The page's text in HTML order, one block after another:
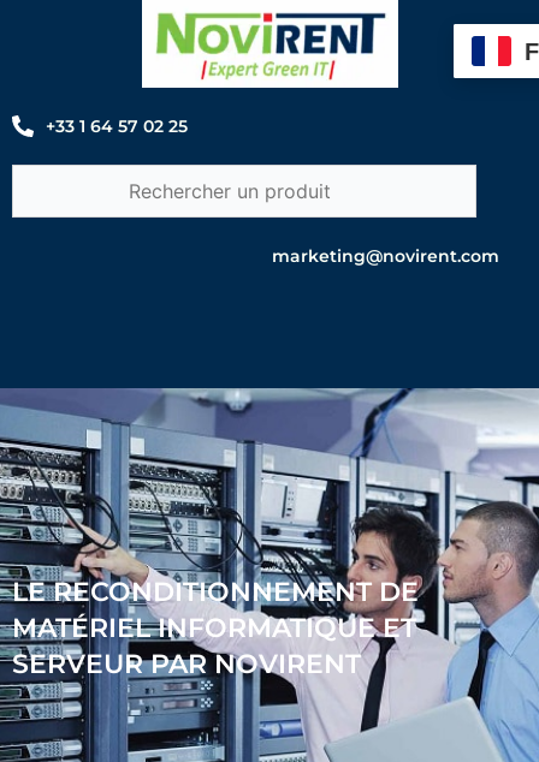
+33 1 64 57 02 25
marketing@novirent.com
LE RECONDITIONNEMENT DE
MATÉRIEL INFORMATIQUE ET
SERVEUR PAR NOVIRENT